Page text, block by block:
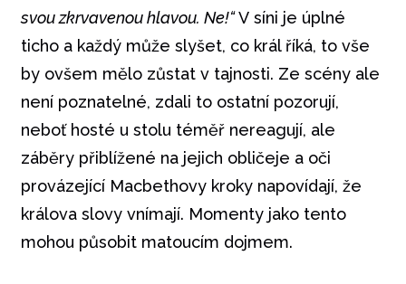
svou zkrvavenou hlavou. Ne!“V síni je úplné
ticho a každý může slyšet, co král říká, to vše
by ovšem mělo zůstat v tajnosti. Ze scény ale
není poznatelné, zdali to ostatní pozorují,
neboť hosté u stolu téměř nereagují, ale
záběry přiblížené na jejich obličeje a oči
provázející Macbethovy kroky napovídají, že
králova slovy vnímají. Momenty jako tento
mohou působit matoucím dojmem.